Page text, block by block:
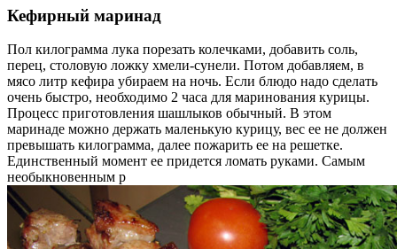
Кефирный маринад
Пол килограмма лука порезать колечками, добавить соль,
перец, столовую ложку хмели-сунели. Потом добавляем, в
мясо литр кефира убираем на ночь. Если блюдо надо сделать
очень быстро, необходимо 2 часа для маринования курицы.
Процесс приготовления шашлыков обычный. В этом
маринаде можно держать маленькую курицу, вес ее не должен
превышать килограмма, далее пожарить ее на решетке.
Единственный момент ее придется ломать руками. Самым
необыкновенным р